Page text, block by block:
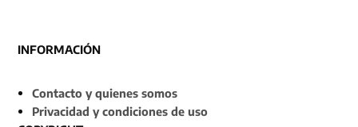
INFORMACIÓN
Contacto y quienes somos
Privacidad y condiciones de uso